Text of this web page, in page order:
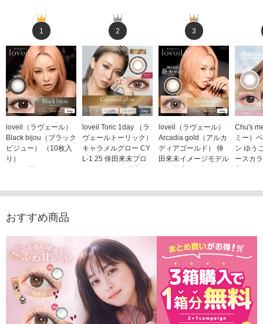
1
loveil（ラヴェール）
Black bijou（ブラック
ビジュー） （10枚入
り）
2
loveil Toric 1day （ラ
ヴェールトーリック）
キャラメルグロー CY
L-1.25 倖田來未プロ
1,760円(税込)
3
loveil（ラヴェール）
Arcadia gold（アルカ
ディアゴールド） 倖
田來未イメージモデル
Chu's
ミー）
ン ゆう
ースカ
おすすめ商品